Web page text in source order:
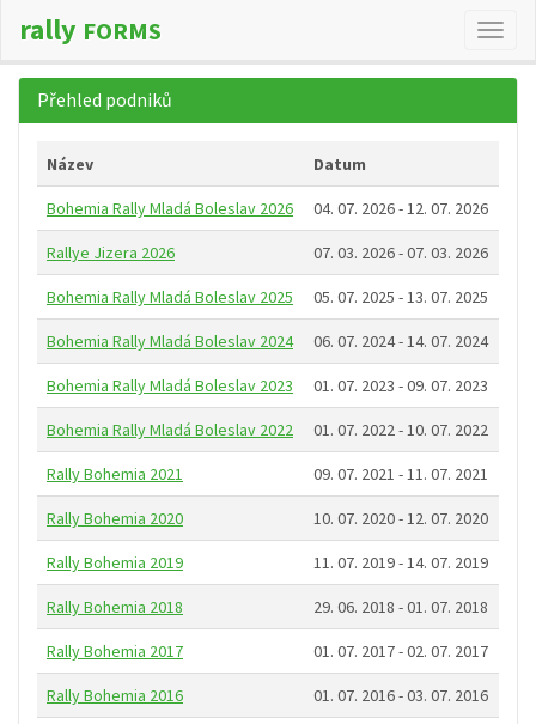
Změna
rally FORMS
Přehled podniků
Název Datum
Bohemia Rally Mladá Boleslav 2026 04. 07. 2026 - 12. 07. 2026
Rallye Jizera 2026 07. 03. 2026 - 07. 03. 2026
Bohemia Rally Mladá Boleslav 2025 05. 07. 2025 - 13. 07. 2025
Bohemia Rally Mladá Boleslav 2024 06. 07. 2024 - 14. 07. 2024
Bohemia Rally Mladá Boleslav 2023 01. 07. 2023 - 09. 07. 2023
Bohemia Rally Mladá Boleslav 2022 01. 07. 2022 - 10. 07. 2022
Rally Bohemia 2021 09. 07. 2021 - 11. 07. 2021
Rally Bohemia 2020 10. 07. 2020 - 12. 07. 2020
Rally Bohemia 2019 11. 07. 2019 - 14. 07. 2019
Rally Bohemia 2018 29. 06. 2018 - 01. 07. 2018
Rally Bohemia 2017 01. 07. 2017 - 02. 07. 2017
Rally Bohemia 2016 01. 07. 2016 - 03. 07. 2016